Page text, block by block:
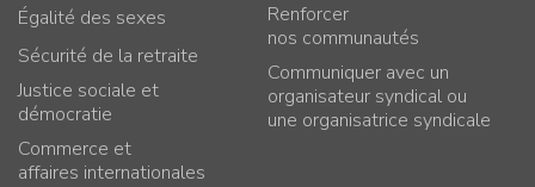
Égalité des sexes
Sécurité de la retraite
Justice sociale et
démocratie
Commerce et
affaires internationales
Renforcer
nos communautés
Communiquer avec un
organisateur syndical ou
une organisatrice syndicale